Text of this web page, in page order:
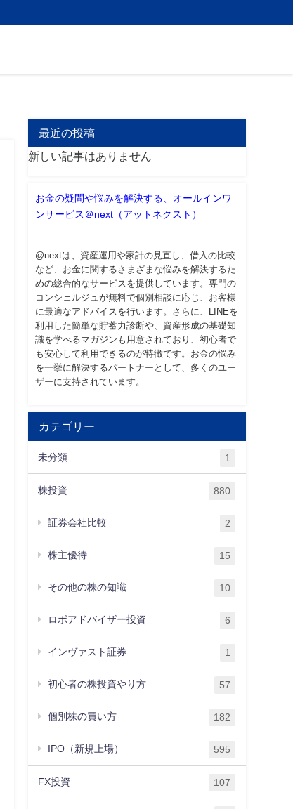
最近の投稿
新しい記事はありません
お金の疑問や悩みを解決する、オールインワ
ンサービス＠next（アットネクスト）
@nextは、資産運用や家計の見直し、借入の比較
など、お金に関するさまざまな悩みを解決するた
めの総合的なサービスを提供しています。専門の
コンシェルジュが無料で個別相談に応じ、お客様
に最適なアドバイスを行います。さらに、LINEを
利用した簡単な貯蓄力診断や、資産形成の基礎知
識を学べるマガジンも用意されており、初心者で
も安心して利用できるのが特徴です。お金の悩み
を一挙に解決するパートナーとして、多くのユー
ザーに支持されています。
カテゴリー
未分類 1
株投資 880
証券会社比較 2
株主優待 15
その他の株の知識 10
ロボアドバイザー投資 6
インヴァスト証券 1
初心者の株投資やり方 57
個別株の買い方 182
IPO（新規上場） 595
FX投資 107